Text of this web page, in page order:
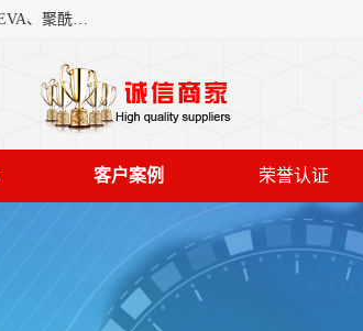
东莞市恒屹国际贸易有限公司（简称：恒屹国际）是一家石化原料综合营销服务商，主营产品乙烯-醋酸乙烯共聚物EVA、聚酰胺PA（尼龙）、醚酯型热塑弹性体TPEE等，公司秉承以市场为导向的战略思想，致力于大宗石化原料在中国市场的营销服务业务，为客户提供一站式的全面服务。
客户案例 荣誉认证